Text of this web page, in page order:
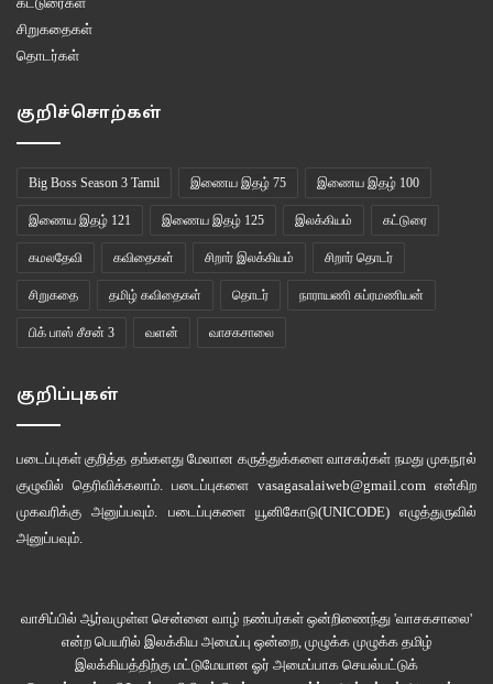
விளையாடி முடித்து மீண்டும் வீட்டுக்கு வந்த போது மனோ அண்ணன் பேசினார்.
மனோ அண்ணன்: எல்லாரும் ஜாலியா இருந்தீங்களா?
மனோ அண்ணன்: இன்னிக்கு நீங்க எல்லாரும் ஒரு விஷயம் கத்துக்கனும்.
கண்டிப்பா ஜெயிச்சே ஆகனும்னு நினைச்சு பிரஷர் ஆகிக்க கூடாது.
தோத்தா விளையாட்ட விட்டு ஓடக்கூடாது. பரவால்லனு அதையும் ஜாலியா
முடிந்தது சுதந்திர தினம்.
தொடரும்…
இணைய இதழ் 54 சயின்டிஸ்ட் ஆதவன்
சிறுகதைகள்
தொடர்கள்
குறிச்சொற்கள்
Big Boss Season 3 Tamil இணைய இதழ் 75 இணைய இதழ் 100
இணைய இதழ் 121 இணைய இதழ் 125 இலக்கியம் கட்டுரை
கமலதேவி கவிதைகள் சிறார் இலக்கியம் சிறார் தொடர்
சிறுகதை தமிழ் கவிதைகள் தொடர் நாராயணி சுப்ரமணியன்
பிக் பாஸ் சீசன் 3 வளன் வாசகசாலை
குறிப்புகள்
படைப்புகள் குறித்த தங்களது மேலான கருத்துக்களை வாசகர்கள் நமது முகநூல்
குழுவில் தெரிவிக்கலாம். படைப்புகளை vasagasalaiweb@gmail.com என்கிற
முகவரிக்கு அனுப்பவும். படைப்புகளை யூனிகோடு(UNICODE)எழுத்துருவில்
அனுப்பவும்.
வாசிப்பில் ஆர்வமுள்ள சென்னை வாழ் நண்பர்கள் ஒன்றிணைந்து 'வாசகசாலை'
என்ற பெயரில் இலக்கிய அமைப்பு ஒன்றை, முழுக்க முழுக்க தமிழ்
இலக்கியத்திற்கு மட்டுமேயான ஓர் அமைப்பாக செயல்பட்டுக்